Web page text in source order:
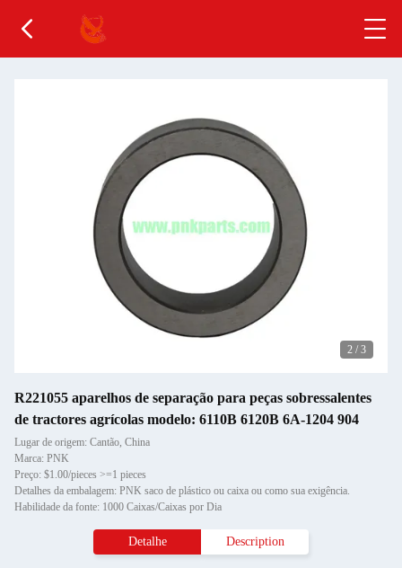
2 / 3
R221055 aparelhos de separação para peças sobressalentes
de tractores agrícolas modelo: 6110B 6120B 6A-1204 904
Lugar de origem: Cantão, China
Marca: PNK
Preço: $1.00/pieces >=1 pieces
Detalhes da embalagem: PNK saco de plástico ou caixa ou como sua exigência.
Habilidade da fonte: 1000 Caixas/Caixas por Dia
Detalhe Description